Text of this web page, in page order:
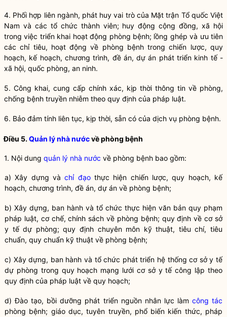
4. Phối hợp liên ngành, phát huy vai trò của Mặt trận Tổ quốc Việt
Nam và các tổ chức thành viên; huy động cộng đồng, xã hội
trong việc triển khai hoạt động phòng bệnh; lồng ghép và ưu tiên
các chỉ tiêu, hoạt động về phòng bệnhtrong chiến lược, quy
hoạch, kế hoạch, chương trình, đề án, dự án phát triển kinh tế -
xã hội, quốc phòng, an ninh.
5. Công khai, cung cấp chính xác, kịp thời thông tin về phòng,
chống bệnh truyền nhiễm theo quy định của pháp luật.
6. Bảo đảm tính liên tục, kịp thời, sẵn có của dịch vụ phòng bệnh.
Điều 5.Quản lý nhà nướcvềphòng bệnh
1. Nội dung quản lý nhà nước về phòng bệnh bao gồm:
a) Xây dựng vàchỉ đạothực hiện chiến lược, quy hoạch, kế
hoạch, chương trình, đề án, dự án về phòng bệnh;
b) Xây dựng, ban hành và tổ chức thực hiện văn bản quy phạm
pháp luật, cơ chế, chính sách về phòng bệnh; quy định vềcơ sở
y tế dự phòng; quy định chuyên môn kỹ thuật, tiêu chí, tiêu
chuẩn, quy chuẩn kỹ thuật về phòng bệnh;
c) Xây dựng, ban hành và tổ chức phát triển hệ thốngcơ sở y tế
dự phòng trong quy hoạch mạng lưới cơ sở y tế công lập theo
quy định của pháp luật về quy hoạch;
d) Đào tạo, bồi dưỡng phát triển nguồn nhân lực làm công tác
phòng bệnh; giáo dục, tuyên truyền, phổ biến kiến thức, pháp